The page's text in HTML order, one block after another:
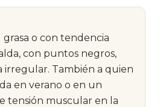
grasa o con tendencia
con puntos negros,
irregular. También a quien
en verano o en un
tensión muscular en la